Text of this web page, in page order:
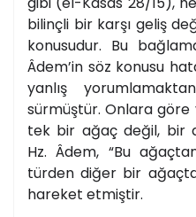
bilinçli bir karşı geliş
konusudur. Bu
Âdem’in söz konusu
yanlış
sürmüştür. Onlara
tek bir ağaç değil, bir
Hz. Âdem, “Bu
türden diğer bir
hareket etmiştir.